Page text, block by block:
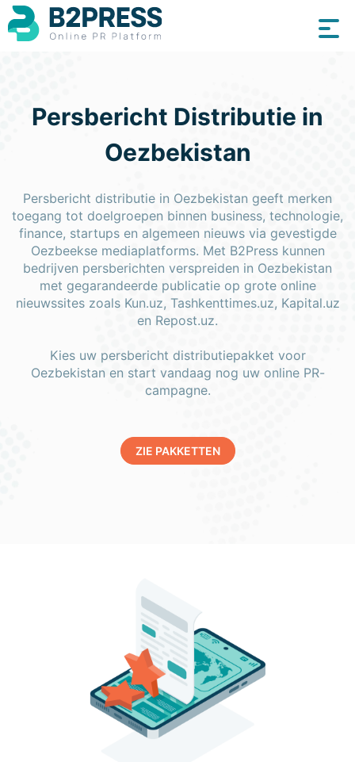
Persbericht Distributie in
Oezbekistan
Persbericht distributie in Oezbekistan geeft merken
toegang tot doelgroepen binnen business, technologie,
finance, startups en algemeen nieuws via gevestigde
Oezbeekse mediaplatforms. Met B2Press kunnen
bedrijven persberichten verspreiden in Oezbekistan
met gegarandeerde publicatie op grote online
nieuwssites zoals Kun.uz, Tashkenttimes.uz, Kapital.uz
en Repost.uz.
Kies uw persbericht distributiepakket voor
Oezbekistan en start vandaag nog uw online PR-
campagne.
ZIE PAKKETTEN